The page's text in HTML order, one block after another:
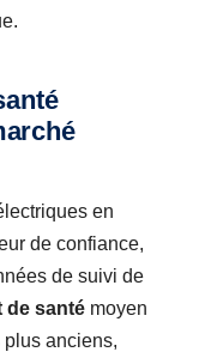
en
de confiance,
de suivi de
de santé moyen
anciens,